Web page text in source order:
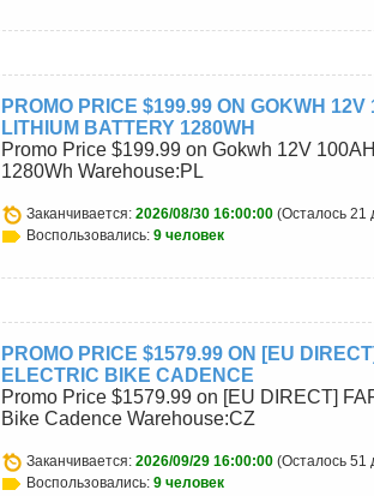
PROMO PRICE $199.99 ON GOKWH
LITHIUM BATTERY 1280WH
Promo Price $199.99 on Gokwh 12V
1280Wh Warehouse:PL
Заканчивается: 2026/08/30 16:00:00 (Осталось 21
Воспользовались: 9 человек
PROMO PRICE $1579.99 ON [EU
ELECTRIC BIKE CADENCE
Promo Price $1579.99 on [EU DIRECT]
Bike Cadence Warehouse:CZ
Заканчивается: 2026/09/29 16:00:00 (Осталось 51
Воспользовались: 9 человек